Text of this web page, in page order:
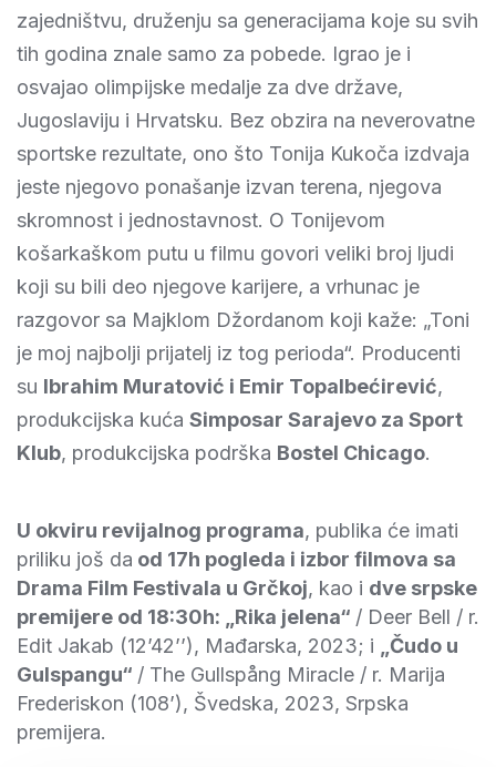
zajedništvu, druženju sa generacijama koje su svih
tih godina znale samo za pobede. Igrao je i
osvajao olimpijske medalje za dve države,
Jugoslaviju i Hrvatsku. Bez obzira na neverovatne
sportske rezultate, ono što Tonija Kukoča izdvaja
jeste njegovo ponašanje izvan terena, njegova
skromnost i jednostavnost. O Tonijevom
košarkaškom putu u filmu govori veliki broj ljudi
koji su bili deo njegove karijere, a vrhunac je
razgovor sa Majklom Džordanom koji kaže: „Toni
je moj najbolji prijatelj iz tog perioda“. Producenti
su Ibrahim Muratović i Emir Topalbećirević,
produkcijska kuća Simposar Sarajevo za Sport
Klub, produkcijska podrška Bostel Chicago.
U okviru revijalnog programa, publika će imati
priliku još da od 17h pogleda i izbor filmova sa
Drama Film Festivala u Grčkoj, kao i dve srpske
premijere od 18:30h: „Rika jelena“ / Deer Bell / r.
Edit Jakab (12’42’’), Mađarska, 2023; i
„Čudo u
Gulspangu“ / The Gullspång Miracle / r. Marija
Frederiskon (108’), Švedska, 2023, Srpska
premijera.